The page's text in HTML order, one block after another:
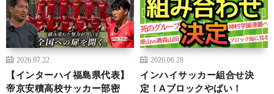
2026.07.22
【インターハイ福島県代表】
帝京安積高校サッカー部密
2026.06.28
インハイサッカー組合せ決
定！Aブロックやばい！